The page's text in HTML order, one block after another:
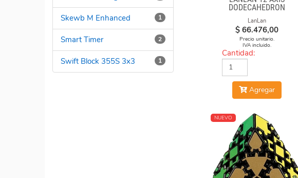
1
Skewb M Enhanced
2
Smart Timer
1
Swift Block 355S 3x3
DODECAHEDRON
DIAMOND CUBE
LanLan
$ 66.476,00
Precio unitario.
IVA incluido.
Cantidad:
Agregar
NUEVO